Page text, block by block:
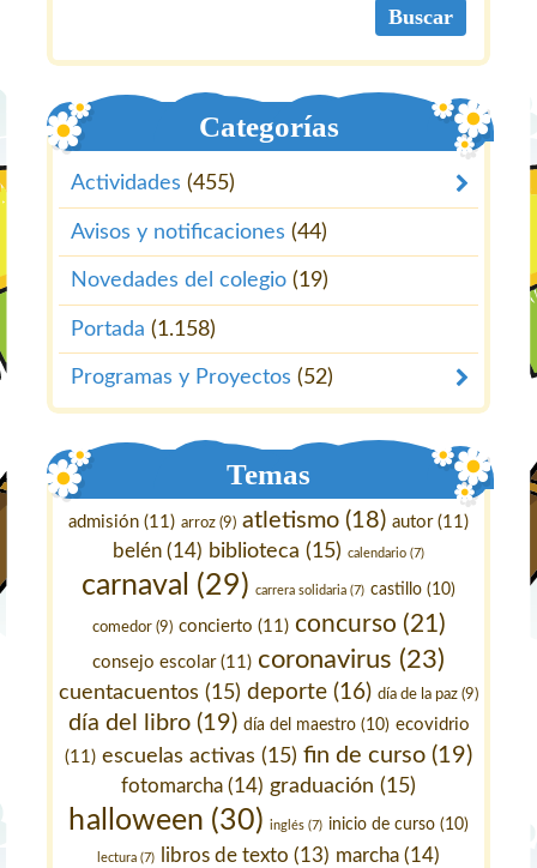
Categorías
Actividades (455)
Avisos y notificaciones (44)
Novedades del colegio (19)
Portada (1.158)
Programas y Proyectos (52)
Temas
admisión (11) arroz (9) atletismo (18) autor(11)
belén (14) biblioteca (15) calendario (7)
carnaval (29) carrera solidaria (7) castillo (10)
comedor(9) concierto (11) concurso (21)
consejo escolar(11) coronavirus (23)
cuentacuentos (15) deporte (16) día de la paz (9)
día del libro(19) día del maestro(10) ecovidrio
(11) escuelas activas (15) fin de curso (19)
fotomarcha (14) graduación (15)
halloween (30) inglés(7) inicio de curso(10)
lectura (7) libros de texto (13) marcha (14)